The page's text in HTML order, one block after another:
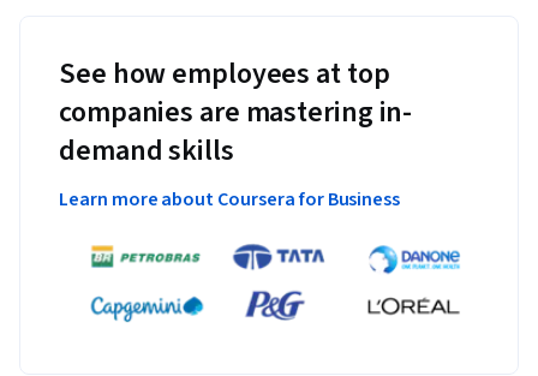
See how employees at top
companies are mastering in-
demand skills
Learn more about Coursera for Business